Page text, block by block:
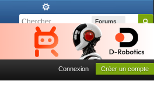
Forums
Connexion Créer un compte